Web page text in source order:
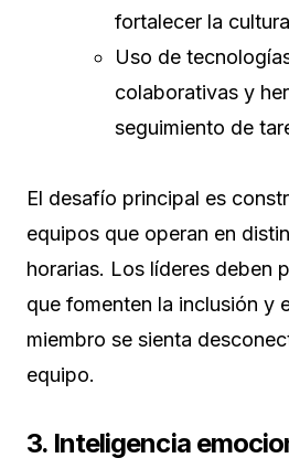
fortalecer la
Uso de
colaborativas y
seguimiento de
El desafío principal es
equipos que operan en
horarias. Los líderes deben
que fomenten la inclusión y
miembro se sienta
equipo.
3. Inteligencia